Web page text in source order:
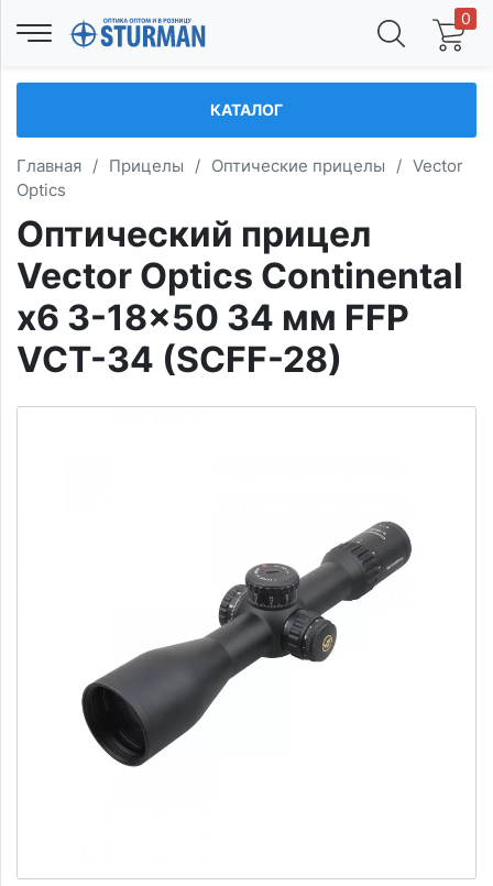
0
КАТАЛОГ
Главная / Прицелы / Оптические прицелы / Vector
Optics
Оптический прицел
Vector Optics Continental
x6 3-18x50 34 мм FFP
VCT-34 (SCFF-28)